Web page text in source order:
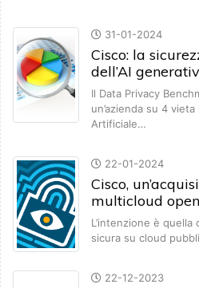
31-01-2024
Cisco: la
dell’AI
Il Data Privacy
un’azienda su 4
Artificiale…
22-01-2024
Cisco,
multicloud
L’intenzione è
sicura su cloud
22-12-2023